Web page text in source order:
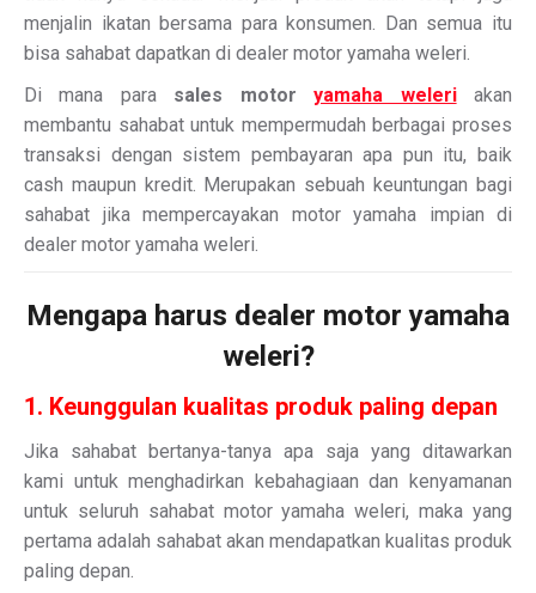
menjalin ikatan bersama para konsumen. Dan semua itu
bisa sahabat dapatkan di dealer motor yamaha weleri.
Di mana para sales motoryamaha weleriakan
membantu sahabat untuk mempermudah berbagai proses
transaksi dengan sistem pembayaran apa pun itu, baik
cash maupun kredit. Merupakan sebuah keuntungan bagi
sahabat jika mempercayakan motor yamaha impian di
dealer motor yamaha weleri.
Mengapa harus dealer motor yamaha
weleri?
1. Keunggulan kualitas produk paling depan
Jika sahabat bertanya-tanya apa saja yang ditawarkan
kami untuk menghadirkan kebahagiaan dan kenyamanan
untuk seluruh sahabat motor yamaha weleri, maka yang
pertama adalah sahabat akan mendapatkan kualitas produk
paling depan.